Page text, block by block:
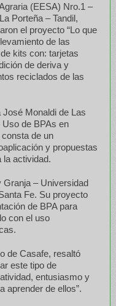
(EESA) Nro.1 –
Porteña – Tandil,
el proyecto “Lo que
de las
kits con: tarjetas
de deriva y
reciclados de las
José Monaldi de Las
de BPAs en
de un
y propuestas
la actividad.
Granja – Universidad
Fe. Su proyecto
de BPA para
con el uso
de Casafe, resaltó
este tipo de
entusiasmo y
aprender de ellos”.